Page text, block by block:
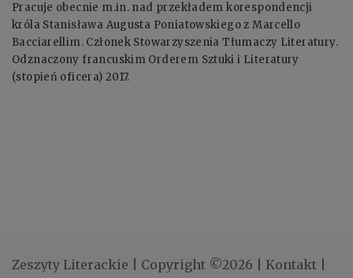
Pracuje obecnie m.in. nad przekładem korespondencji
króla Stanisława Augusta Poniatowskiego z Marcello
Bacciarellim. Członek Stowarzyszenia Tłumaczy Literatury.
Odznaczony francuskim Orderem Sztuki i Literatury
(stopień oficera) 2017.
Zeszyty Literackie Copyright ©2026 Kontakt